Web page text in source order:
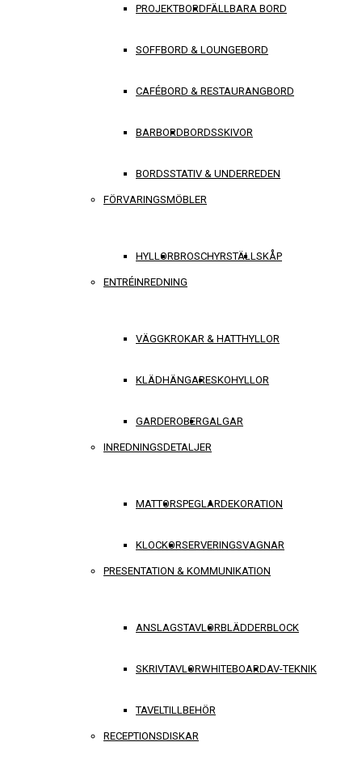
PROJEKTBORDFÄLLBARA BORD
SOFFBORD & LOUNGEBORD
CAFÉBORD & RESTAURANGBORD
BARBORDBORDSSKIVOR
BORDSSTATIV & UNDERREDEN
FÖRVARINGSMÖBLER
HYLLORBROSCHYRSTÄLLSKÅP
ENTRÉINREDNING
VÄGGKROKAR & HATTHYLLOR
KLÄDHÄNGARESKOHYLLOR
GARDEROBERGALGAR
INREDNINGSDETALJER
MATTORSPEGLARDEKORATION
KLOCKORSERVERINGSVAGNAR
PRESENTATION & KOMMUNIKATION
ANSLAGSTAVLORBLÄDDERBLOCK
SKRIVTAVLORWHITEBOARDAV-TEKNIK
TAVELTILLBEHÖR
RECEPTIONSDISKAR